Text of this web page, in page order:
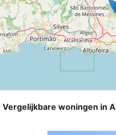
Vergelijkbare woningen in